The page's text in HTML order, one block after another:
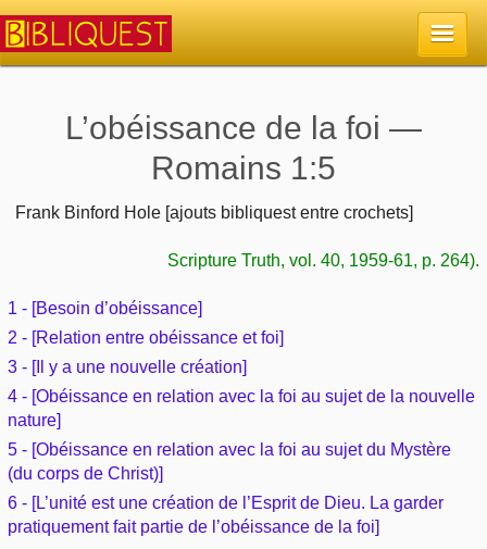
Retour à l'accueil
Sujets d'actualité
Librairies, éditeurs
Autres sites chrétiens
Outils
La Bible
Écoutez la Bible
Rechercher (concordance)
Au sujet de la Bible
Études et commentaires par passage
Sujets
Tous les sujets
Dieu
La Bible
L'Évangile, le Salut
Études et commentaires par passage
Personnages bibliques
Édification
Recherche
Rechercher dans le site
Sujets de A à Z
L’obéissance de la foi —
Romains 1:5
Frank Binford Hole [ajouts bibliquest entre crochets]
Scripture Truth, vol. 40, 1959-61, p. 264).
1 - [Besoin d’obéissance]
2 - [Relation entre obéissance et foi]
3 - [Il y a une nouvelle création]
4 - [Obéissance en relation avec la foi au sujet de la nouvelle
nature]
5 - [Obéissance en relation avec la foi au sujet du Mystère
(du corps de Christ)]
6 - [L’unité est une création de l’Esprit de Dieu. La garder
pratiquement fait partie de l’obéissance de la foi]